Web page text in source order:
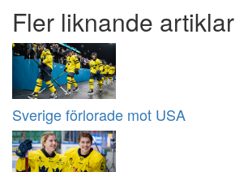
Fler liknande artiklar
Sverige förlorade mot USA